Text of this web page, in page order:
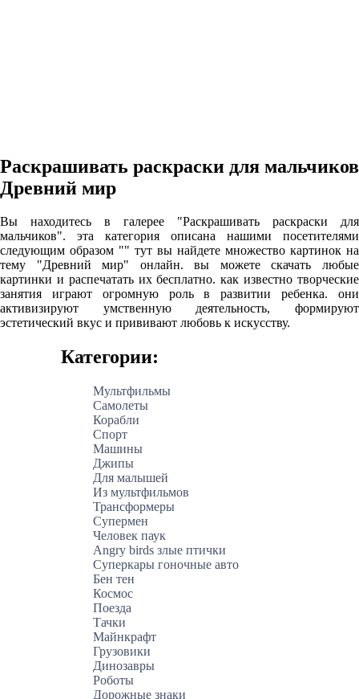
Раскрашивать раскраски для мальчиков
Древний мир
Вы находитесь в галерее "Раскрашивать раскраски для
мальчиков". эта категория описана нашими посетителями
следующим образом "" тут вы найдете множество картинок на
тему "Древний мир" онлайн. вы можете скачать любые
картинки и распечатать их бесплатно. как известно творческие
занятия играют огромную роль в развитии ребенка. они
активизируют умственную деятельность, формируют
эстетический вкус и прививают любовь к искусству.
Категории:
Мультфильмы
Самолеты
Корабли
Спорт
Машины
Джипы
Для малышей
Из мультфильмов
Трансформеры
Супермен
Человек паук
Angry birds злые птички
Суперкары гоночные авто
Бен тен
Космос
Поезда
Тачки
Майнкрафт
Грузовики
Динозавры
Роботы
Дорожные знаки